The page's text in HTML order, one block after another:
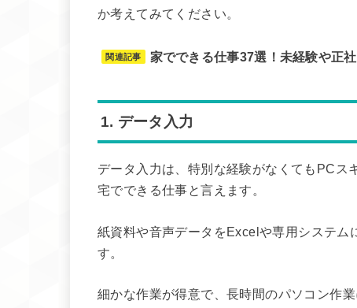
か考えてみてください。
関連記事 家でできる仕事37選！未経験や正
1. データ入力
データ入力は、特別な経験がなくてもPCス
宅でできる仕事と言えます。
紙資料や音声データをExcelや専用システム
す。
細かな作業が得意で、長時間のパソコン作